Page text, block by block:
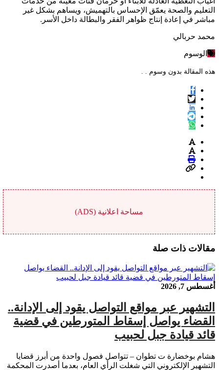
التعليم والصحة يعمّق الإحساس بالتهميش، ويساهم بشكل غير
مباشر في إعادة إنتاج ظواهر الفقر والبطالة داخل الأسر.
محمد حربالي
الوسوم
هذه المقالة بدون وسوم . .
مساحة اعلانية (ADS)
مقالات ذات صلة
أغسطس 7, 2026
التشهير عبر مواقع التواصل يقود إلى الإدانة..
القضاء يواصل إسقاط المتورطين في قضية
قائد قيادة جبل لحبيب
هشام بوخضارة ت تطوان – تتواصل فصول واحدة من أبرز قضايا
التشهير الإلكتروني التي شغلت الرأي العام، بعدما أصدرت المحكمة